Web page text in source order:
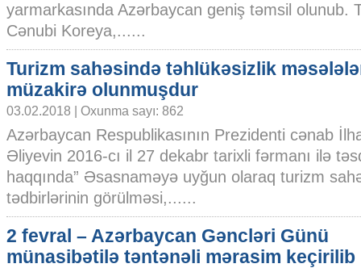
yarmarkasında Azərbaycan geniş təmsil olunub.
Cənubi Koreya,......
Turizm sahəsində təhlükəsizlik
müzakirə olunmuşdur
03.02.2018 | Oxunma sayı: 862
Azərbaycan Respublikasının Prezidenti cənab
Əliyevin 2016-cı il 27 dekabr tarixli fərmanı ilə
haqqında” Əsasnaməyə uyğun olaraq turizm
tədbirlərinin görülməsi,......
2 fevral – Azərbaycan Gəncləri Günü
münasibətilə təntənəli mərasim keçirilib